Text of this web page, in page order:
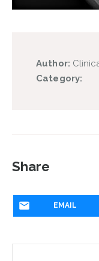
Author:
Category:
Share
EMAIL